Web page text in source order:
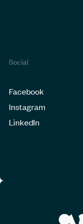
Social
Facebook
Instagram
LinkedIn